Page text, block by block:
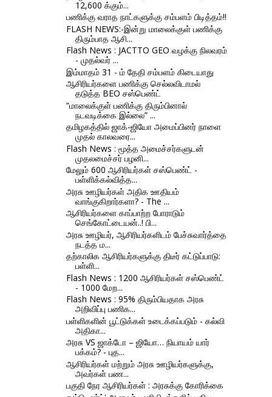
12,600 க்கும்...
பணிக்கு வராத நாட்களுக்கு சம்பளம் பிடித்தம்!!
FLASH NEWS:-இன்று மாலைக்குள் பணிக்கு
திரும்பாத ஆசி...
Flash News : JACTTO GEO வழக்கு நிலவரம்
- முதல்வர் ...
இம்மாதம் 31 - ம் தேதி சம்பளம் கிடையாது
ஆசிரியர்களை பணிக்கு செல்லவிடாமல்
தடுத்த BEO சஸ்பெண்ட்
“மாலைக்குள் பணிக்கு திரும்பினால்
நடவடிக்கை இல்லை” ...
தமிழகத்தில் ஜாக்-ஜியோ அமைப்பினர் நாளை
முதல் காலவரை...
Flash News : மூத்த அமைச்சர்களுடன்
முதலமைச்சர் பழனி...
மேலும் 600 ஆசிரியர்கள் சஸ்பெண்ட் -
பள்ளிக்கல்வித்த...
அரசு ஊழியர்கள் அதிக ஊதியம்
வாங்குகிறார்களா? - The ...
ஆசிரியர்களை காப்பாற்ற போராடும்
செங்கோட்டையன்..! பி...
அரசு ஊழியர், ஆசிரியர்களிடம் பேச்சுவார்த்தை
நடத்த ம...
தற்காலிக ஆசிரியர்களுக்கு திடீர் கட்டுப்பாடு:
பள்ளி...
Flash News : 1200 ஆசிரியர்கள் சஸ்பெண்ட்
- 1000 மேற...
Flash News : 95% திரும்பியதாக அரசு
அறிவிப்பு பணிக...
பள்ளிகளின் பூட்டுக்கள் உடைக்கப்படும் - கல்வி
அதிகா...
அரசு VS ஜாக்டோ – ஜியோ… நியாயம் யார்
பக்கம்? - புத...
ஆசிரியர்கள் மற்றும் அரசு ஊழியர்களுக்கு,
அவர்கள் பண...
பகுதி நேர ஆசிரியர்கள் : அரசுக்கு கோரிக்கை